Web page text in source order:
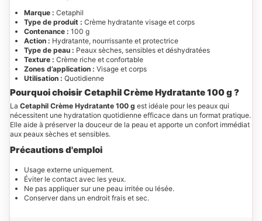
Marque : Cetaphil
Type de produit : Crème hydratante visage et corps
Contenance : 100 g
Action : Hydratante, nourrissante et protectrice
Type de peau : Peaux sèches, sensibles et déshydratées
Texture : Crème riche et confortable
Zones d’application : Visage et corps
Utilisation : Quotidienne
Pourquoi choisir Cetaphil Crème Hydratante 100 g ?
La Cetaphil Crème Hydratante 100 g est idéale pour les peaux qui
nécessitent une hydratation quotidienne efficace dans un format pratique.
Elle aide à préserver la douceur de la peau et apporte un confort immédiat
aux peaux sèches et sensibles.
Précautions d'emploi
Usage externe uniquement.
Éviter le contact avec les yeux.
Ne pas appliquer sur une peau irritée ou lésée.
Conserver dans un endroit frais et sec.